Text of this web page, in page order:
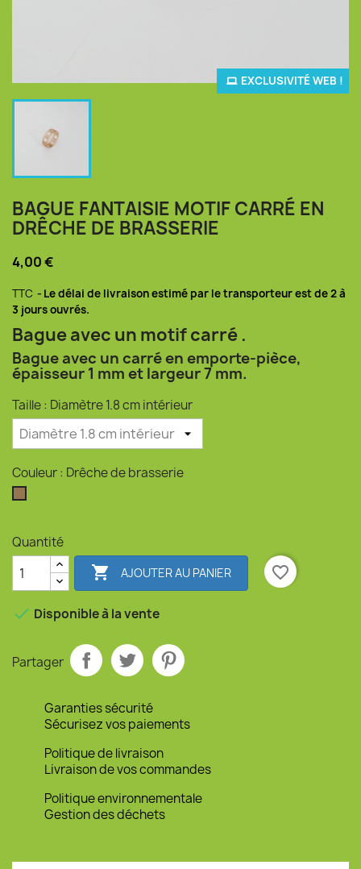
EXCLUSIVITÉ WEB !
BAGUE FANTAISIE MOTIF CARRÉ EN
DRÊCHE DE BRASSERIE
4,00 €
TTC
Le délai de livraison estimé par le transporteur est de 2 à
3 jours ouvrés.
Bague avec un motif carré .
Bague avec un carré en emporte-pièce,
épaisseur 1 mm et largeur 7 mm.
Taille : Diamètre 1.8 cm intérieur
Couleur : Drêche de brasserie
Quantité
 AJOUTER AU PANIER favorite_border
 Disponible à la vente
Partager
Garanties sécurité
Sécurisez vos paiements
Politique de livraison
Livraison de vos commandes
Politique environnementale
Gestion des déchets